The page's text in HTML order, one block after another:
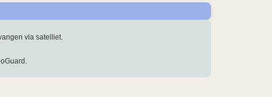
via satelliet.